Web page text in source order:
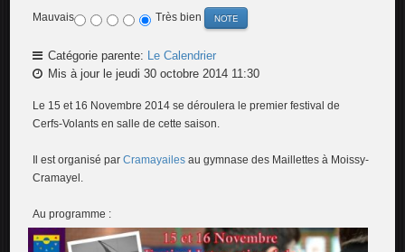
Mauvais Très bien
Catégorie parente: Le Calendrier
Mis à jour le jeudi 30 octobre 2014 11:30
Le 15 et 16 Novembre 2014 se déroulera le premier festival de
Cerfs-Volants en salle de cette saison.
Il est organisé parCramayailes au gymnase des Maillettes à Moissy-
Cramayel.
Au programme :